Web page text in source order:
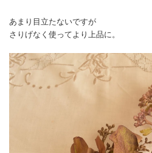
あまり目立たないですが
さりげなく使ってより上品に。